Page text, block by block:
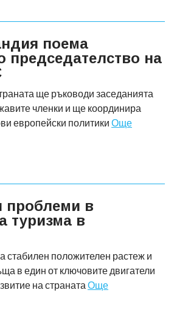
поема
председателство на
ще ръководи заседанията
членки и ще координира
европейски политики Още
проблеми в
туризма в
стабилен положителен растеж и
в един от ключовите двигатели
на страната Още